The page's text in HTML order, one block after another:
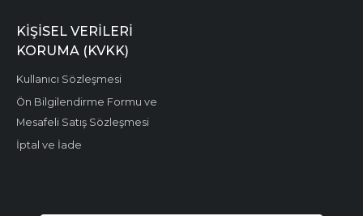
KIŞISEL VERILERI
KORUMA (KVKK)
Kullanıcı Sözleşmesi
Ön Bilgilendirme Formu ve
Mesafeli Satış Sözleşmesi
İptal ve İade